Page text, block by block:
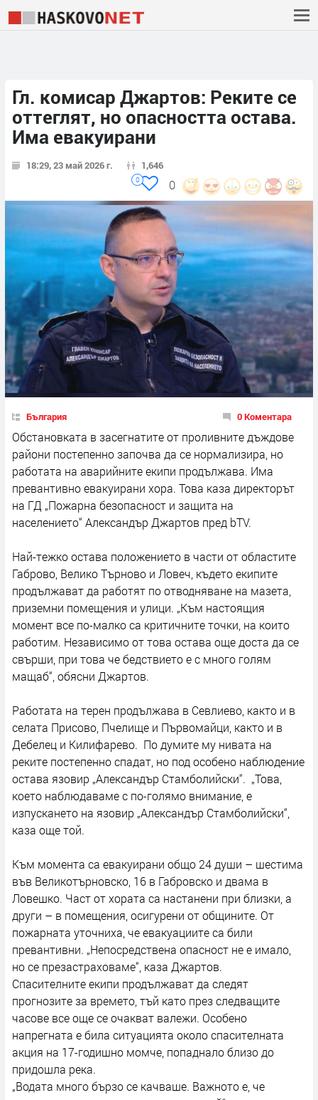
Гл. комисар Джартов: Реките се
оттеглят, но опасността остава.
Има евакуирани
18:29, 23 май 2026 г. 1,646
0
0
България 0 Коментара
Обстановката в засегнатите от проливните дъждове
райони постепенно започва да се нормализира, но
работата на аварийните екипи продължава. Има
превантивно евакуирани хора. Това каза директорът
на ГД „Пожарна безопасност и защита на
населението“ Александър Джартов пред bTV.
Най-тежко остава положението в части от областите
Габрово, Велико Търново и Ловеч, където екипите
продължават да работят по отводняване на мазета,
приземни помещения и улици. „Към настоящия
момент все по-малко са критичните точки, на които
работим. Независимо от това остава още доста да се
свърши, при това че бедствието е с много голям
мащаб“, обясни Джартов.
Работата на терен продължава в Севлиево, както и в
селата Присово, Пчелище и Първомайци, както и в
Дебелец и Килифарево. По думите му нивата на
реките постепенно спадат, но под особено наблюдение
остава язовир „Александър Стамболийски“. „Това,
което наблюдаваме с по-голямо внимание, е
изпускането на язовир „Александър Стамболийски“,
каза още той.
Към момента са евакуирани общо 24 души – шестима
във Великотърновско, 16 в Габровско и двама в
Ловешко. Част от хората са настанени при близки, а
други – в помещения, осигурени от общините. От
пожарната уточниха, че евакуациите са били
превантивни. „Непосредствена опасност не е имало,
но се презастраховаме“, каза Джартов.
Спасителните екипи продължават да следят
прогнозите за времето, тъй като през следващите
часове все още се очакват валежи. Особено
напрегната е била ситуацията около спасителната
акция на 17-годишно момче, попаднало близо до
придошла река.
„Водата много бързо се качваше. Важното е, че